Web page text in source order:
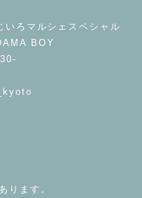
いろマルシェスペシャル
BOY
ります。